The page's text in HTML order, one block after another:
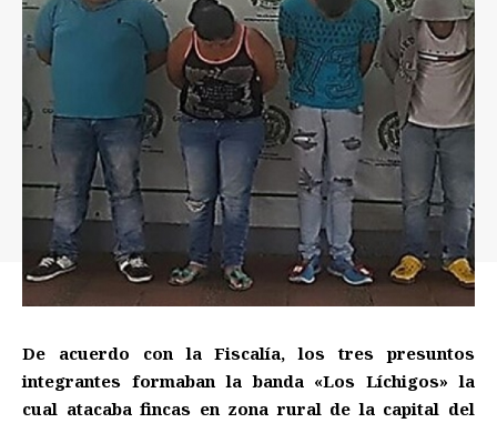
De acuerdo con la Fiscalía, los tres presuntos
integrantes formaban la banda «Los Líchigos» la
cual atacaba fincas en zona rural de la capital del